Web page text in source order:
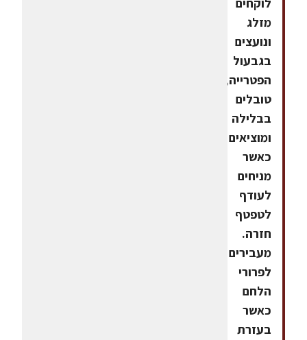
מזלג
ונועצים
בגבעול
הפטרייה,
טובלים
בבלילה
ומוציאים
כאשר
מניחים
לעודף
לטפטף
חזרה.
מעבירים
לפרורי
הלחם
כאשר
בעזרת